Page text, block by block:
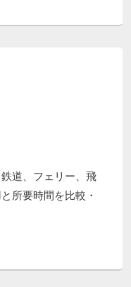
道、フェリー、飛
所要時間を比較・